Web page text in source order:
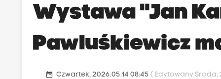
Wystawa "Jan
Pawluśkiewicz
date_range Czwartek, 2026.05.14 08:45( Edytowany Środa,